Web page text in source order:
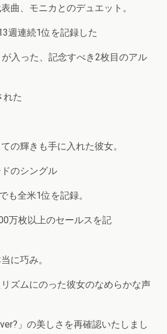
曲、モニカとのデュエット。
週連続1位を記録した
が入った、記念すべき2枚目のアル
れた
の輝きも手に入れた彼女。
のシングル
も全米1位を記録。
万枚以上のセールスを記
に巧み。
ズムにのった彼女のなめらかな声
」の美しさを再確認いたしまし